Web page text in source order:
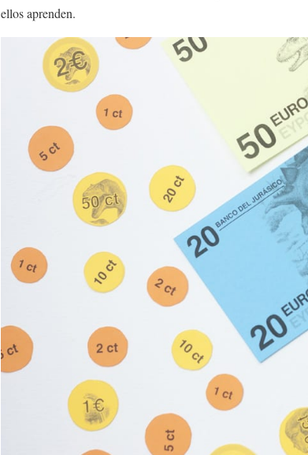
ellos aprenden.